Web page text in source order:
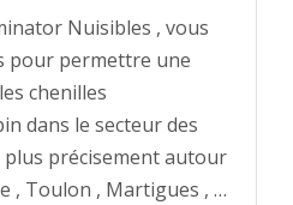
Nuisibles , vous
pour permettre une
chenilles
dans le secteur des
précisement autour
, Toulon , Martigues , …